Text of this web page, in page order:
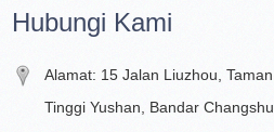
Hubungi Kami
Alamat: 15 Jalan Liuzhou,
Tinggi Yushan, Bandar